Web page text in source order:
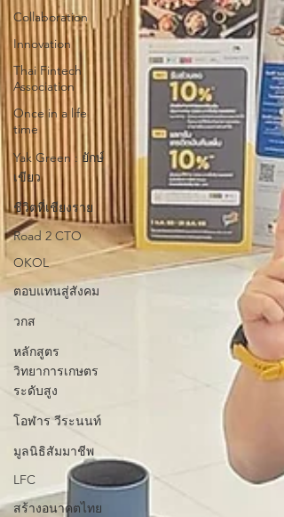
Collaboration
Innovation
Thai Fintech
Association
Once in a life
time
Yak Green : ยักษ์
เขียว
ชีวิตที่เชียงราย
Road 2 CTO
OKOL
ตอบแทนสู่สังคม
วกส
หลักสูตร
วิทยาการเกษตร
ระดับสูง
โอฬาร วีระนนท์
มูลนิธิสัมมาชีพ
LFC
สร้างอนาคตไทย